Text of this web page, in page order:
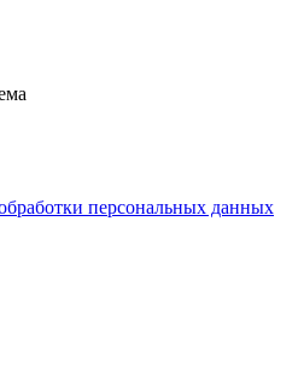
персональных данных